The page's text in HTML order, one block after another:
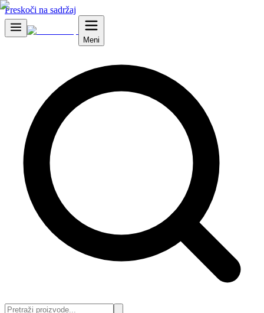
Preskoči na sadržaj
Meni